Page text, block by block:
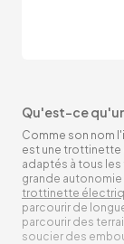
Qu'est-ce
Comme son nom
est une trottinette
adaptés à tous
grande autonomie
trottinette
parcourir de
parcourir des
soucier des